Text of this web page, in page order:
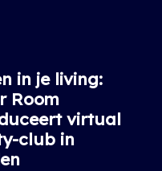
in je living:
Room
virtual
club in